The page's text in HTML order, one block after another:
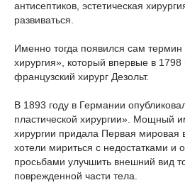
антисептиков, эстетическая
развиваться.
Именно тогда появился сам термин
хирургия», который впервые в 1798
французский хирург Дезольт.
В 1893 году в Германии
пластической хирургии». Мощный
хирургии придала Первая мировая
хотели мириться с недостатками и
просьбами улучшить внешний вид
поврежденной части тела.